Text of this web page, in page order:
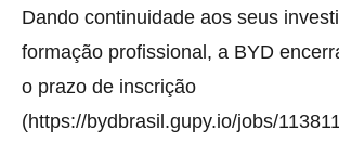
Dando continuidade aos seus
formação profissional, a BYD
o prazo de inscrição
(https://bydbrasil.gupy.io/jobs/